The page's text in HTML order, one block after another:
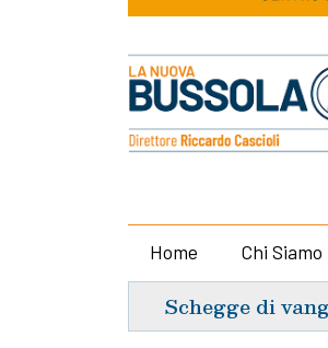
Home Chi Siamo
Schegge di